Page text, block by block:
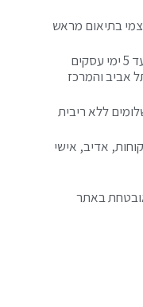
בתיאום מראש
אביב והמרכז
אדיב, אישי
באתר